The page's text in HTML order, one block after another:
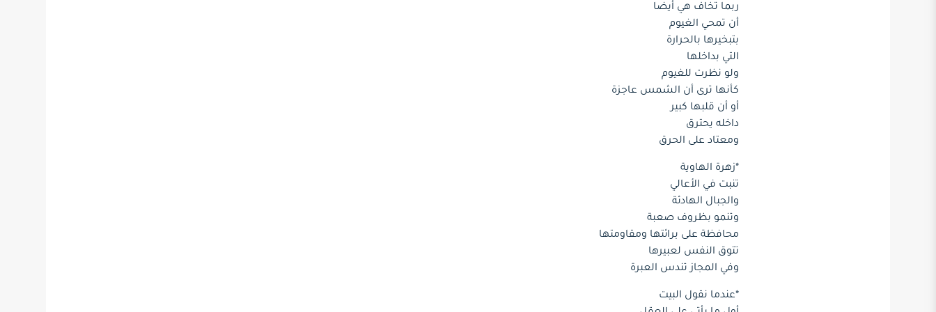
ربما تخاف هي أيضا
أن تمحي الغيوم
بتبخيرها بالحرارة
التي بداخلها
ولو نظرت للغيوم
كأنها ترى أن الشمس عاجزة
أو أن قلبها كبير
داخله يحترق
ومعتاد على الحرق
*زهرة الهاوية
‏تنبت في الأعالي
‏والجبال الهادئة
‏وتنمو بظروف صعبة
‏محافظة على برائتها ومقاومتها
تتوق النفس لعبيرها
وفي المجاز تندس العبرة
*عندما نقول البيت